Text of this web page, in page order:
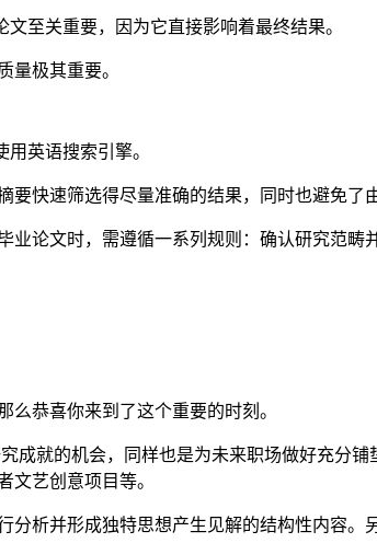
至关重要，因为它直接影响着最终结果。
量极其重要。
英语搜索引擎。
要快速筛选得尽量准确的结果，同时也避免了
业论文时，需遵循一系列规则：确认研究范
么恭喜你来到了这个重要的时刻。
成就的机会，同样也是为未来职场做好充分
文艺创意项目等。
分析并形成独特思想产生见解的结构性内容。